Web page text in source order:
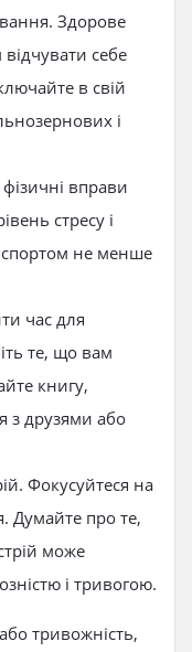
Здорове
себе
в свій
і
вправи
стресу і
спортом не менше
час для
те, що вам
книгу,
з друзями або
Фокусуйтеся на
Думайте про те,
може
і тривогою.
тривожність,